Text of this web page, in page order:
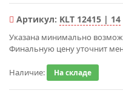
Артикул: KLT 12415 | 14
Указана минимально
Финальную цену уточнит
Наличие: На складе